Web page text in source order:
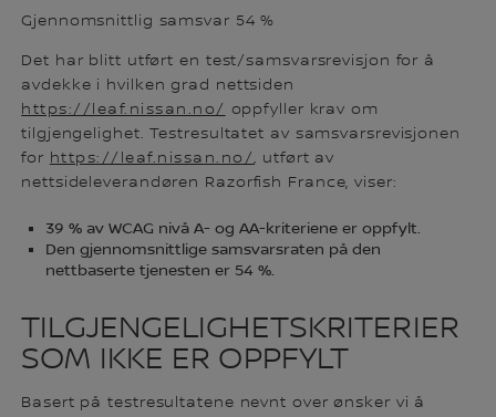
Gjennomsnittlig samsvar 54 %
Det har blitt utført en test/samsvarsrevisjon for å
avdekke i hvilken grad nettsiden
https://leaf.nissan.no/ oppfyller krav om
tilgjengelighet. Testresultatet av samsvarsrevisjonen
for https://leaf.nissan.no/, utført av
nettsideleverandøren Razorfish France, viser:
39 % av WCAG nivå A- og AA-kriteriene er oppfylt.
Den gjennomsnittlige samsvarsraten på den
nettbaserte tjenesten er 54 %.
TILGJENGELIGHETSKRITERIER
SOM IKKE ER OPPFYLT
Basert på testresultatene nevnt over ønsker vi å